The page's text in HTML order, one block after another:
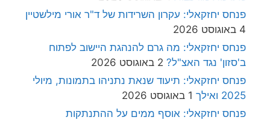
פנחס יחזקאלי: עקרון השרידות של ד"ר אורי מילשטיין
4 באוגוסט 2026
פנחס יחזקאלי: מה גרם להנהגת היישוב לפתוח
ב'סזון' נגד האצ"ל? 2 באוגוסט 2026
פנחס יחזקאלי: תיעוד שנאת נתניהו בתמונות, מיולי
2025 ואילך
1 באוגוסט 2026
פנחס יחזקאלי: אוסף ממים על ההתנתקות